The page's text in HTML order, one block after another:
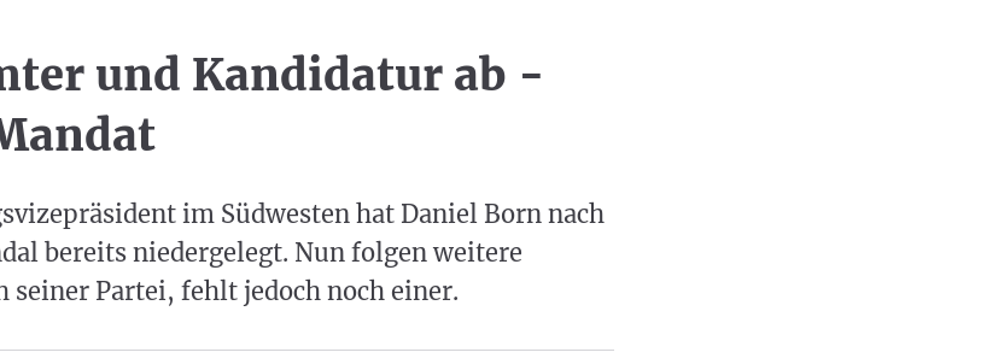
und Kandidatur ab -
im Südwesten hat Daniel Born nach
bereits niedergelegt. Nun folgen weitere
seiner Partei, fehlt jedoch noch einer.